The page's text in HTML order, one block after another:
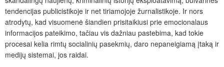
tendencijas publicistikoje ir net tiriamojoje žurnalistikoje. Ir nors
atrodytų, kad visuomenė šiandien prisitaikiusi prie emocionalaus
informacijos pateikimo, tačiau vis dažniau pastebima, kad tokie
procesai kelia rimtų socialinių pasekmių, daro nepaneigiamą įtaką ir
medijų sistemai, jos raidai.